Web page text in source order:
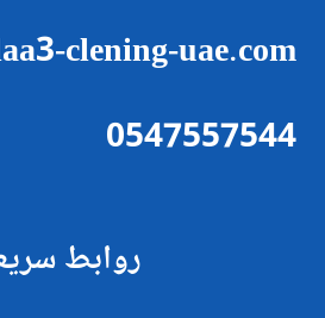
clening-uae.com
0547557544
روابط